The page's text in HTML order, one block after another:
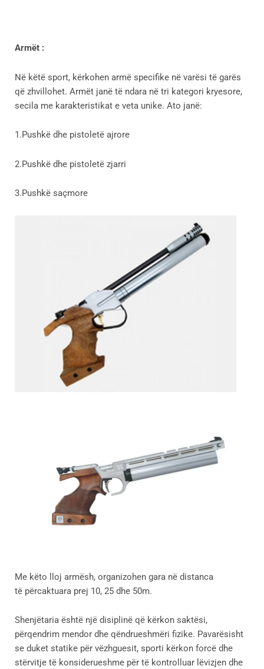
Armët :
Në këtë sport, kërkohen armë specifike në varësi të garës
që zhvillohet. Armët janë të ndara në tri kategori kryesore,
secila me karakteristikat e veta unike. Ato janë:
1.Pushkë dhe pistoletë ajrore
2.Pushkë dhe pistoletë zjarri
3.Pushkë saçmore
Me këto lloj armësh, organizohen gara në distanca
të përcaktuara prej 10, 25 dhe 50m.
Shenjëtaria është një disiplinë që kërkon saktësi,
përqendrim mendor dhe qëndrueshmëri fizike. Pavarësisht
se duket statike për vëzhguesit, sporti kërkon forcë dhe
stërvitje të konsiderueshme për të kontrolluar lëvizjen dhe